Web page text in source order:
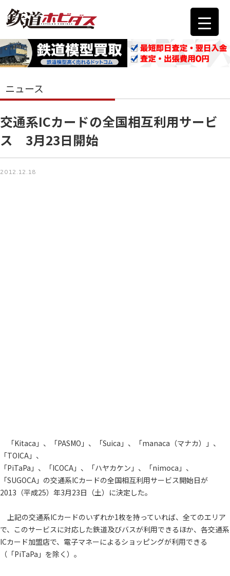
ニュース
交通系ICカードの全国相互利用サービ
ス 3月23日開始
2012.12.18
「Kitaca」、「PASMO」、「Suica」、「manaca（マナカ）」、
「TOICA」、
「PiTaPa」、「ICOCA」、「ハヤカケン」、「nimoca」、
「SUGOCA」の交通系ICカードの全国相互利用サービス開始日が
2013（平成25）年3月23日（土）に決定した。
上記の交通系ICカードのいずれか1枚を持っていれば、全てのエリア
で、このサービスに対応した鉄道及びバスが利用できるほか、各交通系
ICカード加盟店で、電子マネーによるショッピングが利用できる
（「PiTaPa」を除く）。